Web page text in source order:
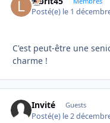
Posté(e) le 1
C'est peut-être une
charme !
Invité Guests
Posté(e) le 2